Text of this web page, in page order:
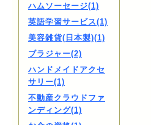
ハムソーセージ(1)
英語学習サービス(1)
美容雑貨(日本製)(1)
ブラジャー(2)
ハンドメイドアクセ
サリー(1)
不動産クラウドファ
ンディング(1)